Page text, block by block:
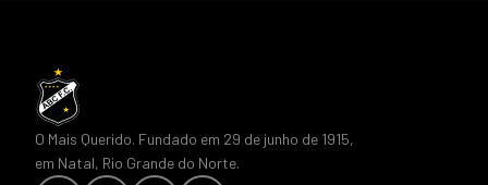
O Mais Querido. Fundado em 29 de junho de 1915,
em Natal, Rio Grande do Norte.